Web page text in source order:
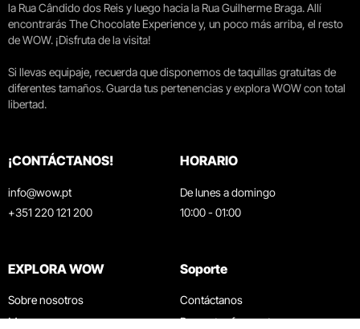
la Rua Cândido dos Reis y luego hacia la Rua Guilherme Braga. Allí
encontrarás The Chocolate Experience y, un poco más arriba, el resto
de WOW. ¡Disfruta de la visita!
Si llevas equipaje, recuerda que disponemos de taquillas gratuitas de
diferentes tamaños. Guarda tus pertenencias y explora WOW con total
libertad.
¡CONTÁCTANOS!
info@wow.pt
+351 220 121 200
HORARIO
De lunes a domingo
10:00 - 01:00
EXPLORA WOW
Sobre nosotros
Museos
Soporte
Contáctanos
Preguntas frecuentes